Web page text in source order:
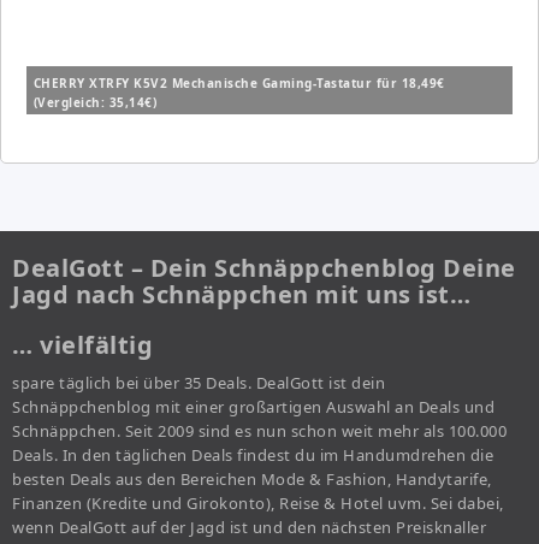
CHERRY XTRFY K5V2 Mechanische Gaming-Tastatur für 18,49€
(Vergleich: 35,14€)
DealGott – Dein Schnäppchenblog Deine
Jagd nach Schnäppchen mit uns ist…
… vielfältig
spare täglich bei über 35 Deals. DealGott ist dein
Schnäppchenblog mit einer großartigen Auswahl an Deals und
Schnäppchen. Seit 2009 sind es nun schon weit mehr als 100.000
Deals. In den täglichen Deals findest du im Handumdrehen die
besten Deals aus den Bereichen Mode & Fashion, Handytarife,
Finanzen (Kredite und Girokonto), Reise & Hotel uvm. Sei dabei,
wenn DealGott auf der Jagd ist und den nächsten Preisknaller